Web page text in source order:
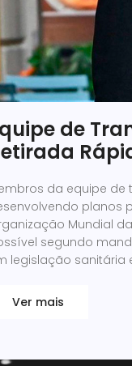
de
da equipe de
planos
Mundial
segundo
legislação sanitária
Ver mais